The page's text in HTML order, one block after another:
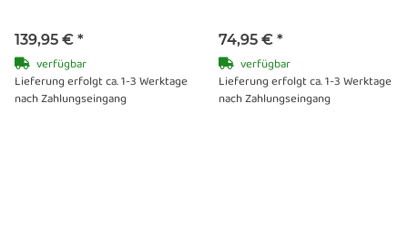
139,95 € *
verfügbar
Lieferung erfolgt ca. 1-3 Werktage
nach Zahlungseingang
74,95 € *
verfügbar
Lieferung erfolgt ca. 1-3 Werktage
nach Zahlungseingang